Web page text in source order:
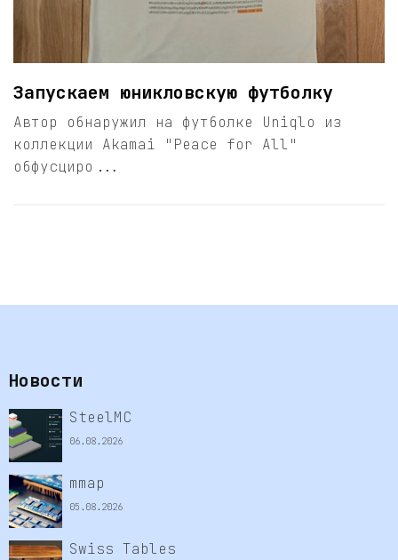
Запускаем юникловскую футболку
Автор обнаружил на футболке Uniqlo из
коллекции Akamai "Peace for All"
обфусциро...
Новости
SteelMC
06.08.2026
mmap
05.08.2026
Swiss Tables